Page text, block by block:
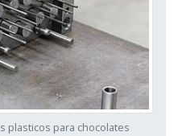
plasticos para chocolates